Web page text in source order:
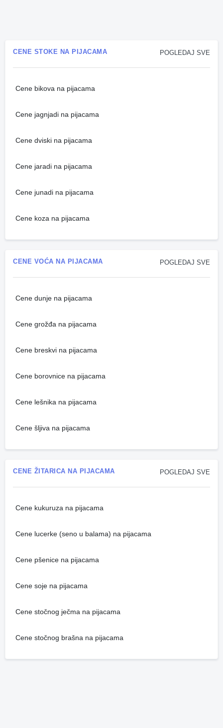
POGLEDAJ SVE
CENE STOKE NA PIJACAMA
Cene bikova na pijacama
Cene jagnjadi na pijacama
Cene dviski na pijacama
Cene jaradi na pijacama
Cene junadi na pijacama
Cene koza na pijacama
POGLEDAJ SVE
CENE VOĆA NA PIJACAMA
Cene dunje na pijacama
Cene grožđa na pijacama
Cene breskvi na pijacama
Cene borovnice na pijacama
Cene lešnika na pijacama
Cene šljiva na pijacama
POGLEDAJ SVE
CENE ŽITARICA NA PIJACAMA
Cene kukuruza na pijacama
Cene lucerke (seno u balama) na pijacama
Cene pšenice na pijacama
Cene soje na pijacama
Cene stočnog ječma na pijacama
Cene stočnog brašna na pijacama